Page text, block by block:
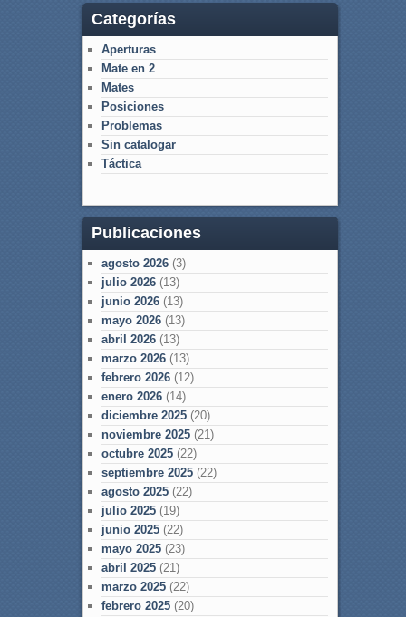
Categorías
Aperturas
Mate en 2
Mates
Posiciones
Problemas
Sin catalogar
Táctica
Publicaciones
agosto 2026(3)
julio 2026(13)
junio 2026(13)
mayo 2026(13)
abril 2026(13)
marzo 2026(13)
febrero 2026(12)
enero 2026(14)
diciembre 2025(20)
noviembre 2025(21)
octubre 2025(22)
septiembre 2025(22)
agosto 2025(22)
julio 2025(19)
junio 2025(22)
mayo 2025(23)
abril 2025(21)
marzo 2025(22)
febrero 2025(20)